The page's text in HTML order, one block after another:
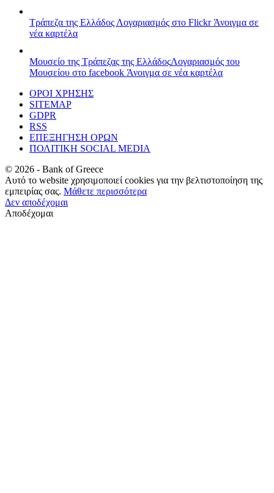
Τράπεζα της Ελλάδος Λογαριασμός στο FlickrΆνοιγμα σε
νέα καρτέλα
Μουσείο της Τράπεζας της ΕλλάδοςΛογαριασμός του
Μουσείου στο facebook Άνοιγμα σε νέα καρτέλα
ΟΡΟΙ ΧΡΗΣΗΣ
SITEMAP
GDPR
RSS
ΕΠΕΞΗΓΗΣΗ ΟΡΩΝ
ΠΟΛΙΤΙΚΗ SOCIAL MEDIA
© 2026 - Bank of Greece
Αυτό το website χρησιμοποιεί cookies για την βελτιστοποίηση της
εμπειρίας σας. Μάθετε περισσότερα
Δεν αποδέχομαι
Αποδέχομαι